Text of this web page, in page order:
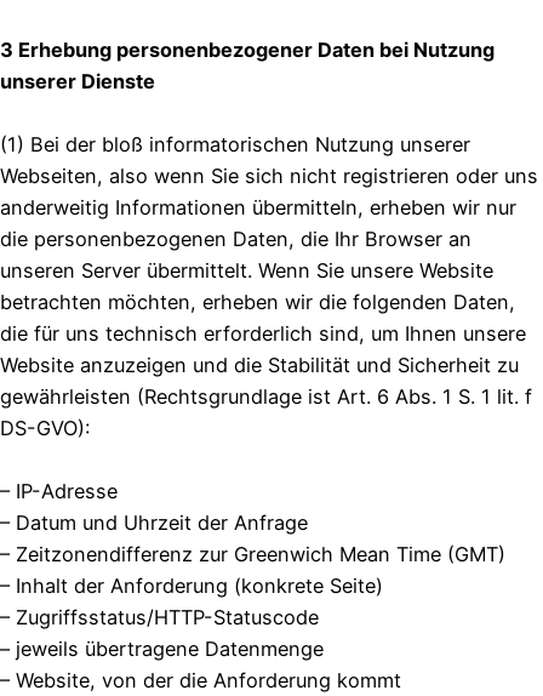
3 Erhebung personenbezogener Daten bei Nutzung
unserer Dienste
(1) Bei der bloß informatorischen Nutzung unserer
Webseiten, also wenn Sie sich nicht registrieren oder uns
anderweitig Informationen übermitteln, erheben wir nur
die personenbezogenen Daten, die Ihr Browser an
unseren Server übermittelt. Wenn Sie unsere Website
betrachten möchten, erheben wir die folgenden Daten,
die für uns technisch erforderlich sind, um Ihnen unsere
Website anzuzeigen und die Stabilität und Sicherheit zu
gewährleisten (Rechtsgrundlage ist Art. 6 Abs. 1 S. 1 lit. f
DS-GVO):
– IP-Adresse
– Datum und Uhrzeit der Anfrage
– Zeitzonendifferenz zur Greenwich Mean Time (GMT)
– Inhalt der Anforderung (konkrete Seite)
– Zugriffsstatus/HTTP-Statuscode
– jeweils übertragene Datenmenge
– Website, von der die Anforderung kommt